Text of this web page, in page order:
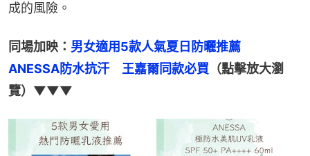
成的風險。
同場加映： 男女適用5款人氣夏日防曬推薦
ANESSA防水抗汗　王嘉爾同款必買 （點擊放大瀏
覽）▼▼▼